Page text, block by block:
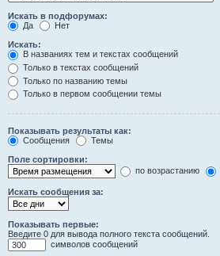
Искать в подфорумах:
Да
Нет
Искать:
В названиях тем и текстах сообщений
Только в текстах сообщений
Только по названию темы
Только в первом сообщении темы
Показывать результаты как:
Сообщения
Темы
Поле сортировки:
по возрастанию
Искать сообщения за:
Показывать первые:
Введите 0 для вывода полного текста сообщений.
символов сообщений